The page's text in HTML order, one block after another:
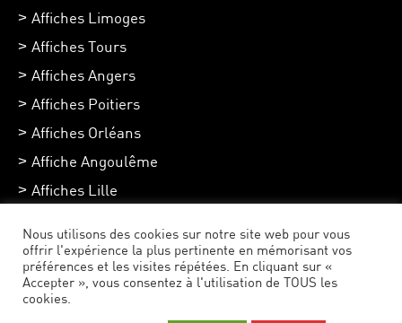
Affiches Limoges
Affiches Tours
Affiches Angers
Affiches Poitiers
Affiches Orléans
Affiche Angoulême
Affiches Lille
Affiches Toulouse
Nous utilisons des cookies sur notre site web pour vous
offrir l'expérience la plus pertinente en mémorisant vos
préférences et les visites répétées. En cliquant sur «
Accepter », vous consentez à l'utilisation de TOUS les
cookies.